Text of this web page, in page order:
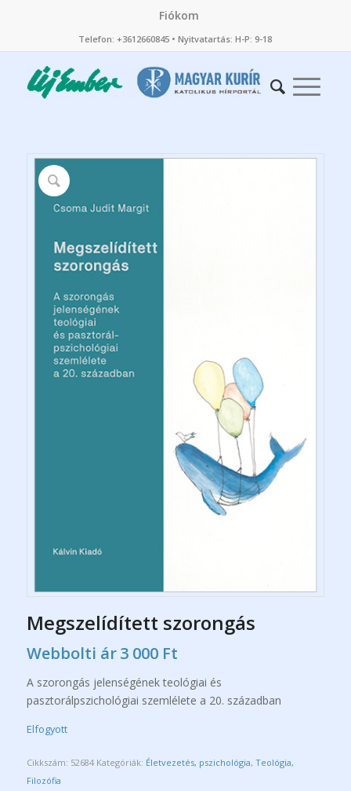
Fiókom
Telefon: +3612660845 • Nyitvatartás: H-P: 9-18
Megszelídített szorongás
Webbolti ár 3 000 Ft
A szorongás jelenségének teológiai és
pasztorálpszichológiai szemlélete a 20. században
Elfogyott
Cikkszám: 52684 Kategóriák: Életvezetés, pszichológia, Teológia,
Filozófia